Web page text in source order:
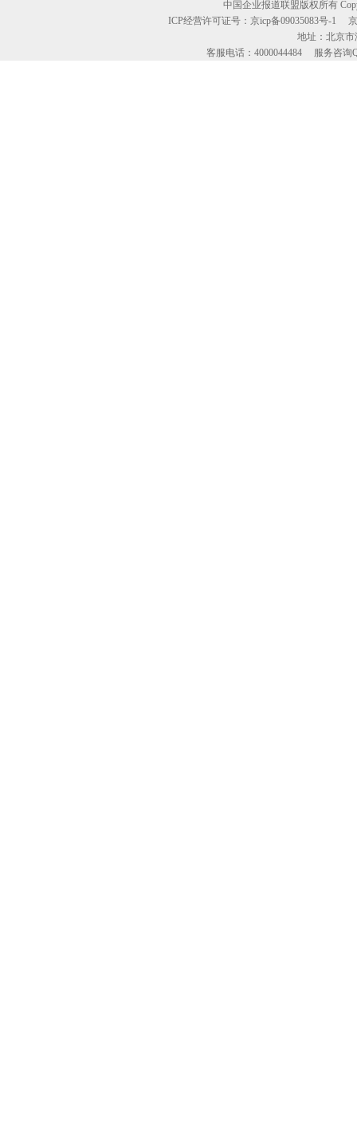
中国企业报道联盟版权所有
ICP经营许可证号：京icp备09035083号-1
地址：北京市
客服电话：4000044484 服务咨询